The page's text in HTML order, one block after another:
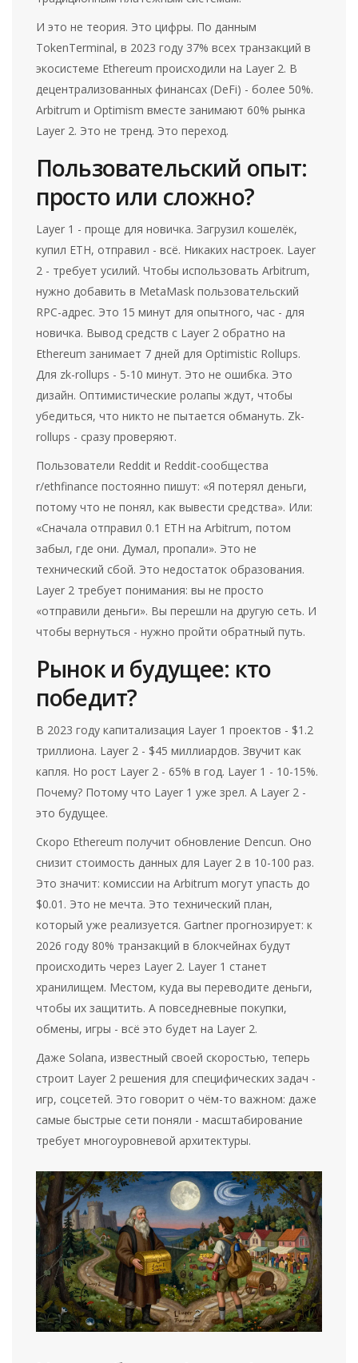
И это не теория. Это цифры. По данным
TokenTerminal, в 2023 году 37% всех транзакций в
экосистеме Ethereum происходили на Layer 2. В
децентрализованных финансах (DeFi) - более 50%.
Arbitrum и Optimism вместе занимают 60% рынка
Layer 2. Это не тренд. Это переход.
Пользовательский опыт:
просто или сложно?
Layer 1 - проще для новичка. Загрузил кошелёк,
купил ETH, отправил - всё. Никаких настроек. Layer
2 - требует усилий. Чтобы использовать Arbitrum,
нужно добавить в MetaMask пользовательский
RPC-адрес. Это 15 минут для опытного, час - для
новичка. Вывод средств с Layer 2 обратно на
Ethereum занимает 7 дней для Optimistic Rollups.
Для zk-rollups - 5-10 минут. Это не ошибка. Это
дизайн. Оптимистические ролапы ждут, чтобы
убедиться, что никто не пытается обмануть. Zk-
rollups - сразу проверяют.
Пользователи Reddit и Reddit-сообщества
r/ethfinance постоянно пишут: «Я потерял деньги,
потому что не понял, как вывести средства». Или:
«Сначала отправил 0.1 ETH на Arbitrum, потом
забыл, где они. Думал, пропали». Это не
технический сбой. Это недостаток образования.
Layer 2 требует понимания: вы не просто
«отправили деньги». Вы перешли на другую сеть. И
чтобы вернуться - нужно пройти обратный путь.
Рынок и будущее: кто
победит?
В 2023 году капитализация Layer 1 проектов - $1.2
триллиона. Layer 2 - $45 миллиардов. Звучит как
капля. Но рост Layer 2 - 65% в год. Layer 1 - 10-15%.
Почему? Потому что Layer 1 уже зрел. А Layer 2 -
это будущее.
Скоро Ethereum получит обновление Dencun. Оно
снизит стоимость данных для Layer 2 в 10-100 раз.
Это значит: комиссии на Arbitrum могут упасть до
$0.01. Это не мечта. Это технический план,
который уже реализуется. Gartner прогнозирует: к
2026 году 80% транзакций в блокчейнах будут
происходить через Layer 2. Layer 1 станет
хранилищем. Местом, куда вы переводите деньги,
чтобы их защитить. А повседневные покупки,
обмены, игры - всё это будет на Layer 2.
Даже Solana, известный своей скоростью, теперь
строит Layer 2 решения для специфических задач -
игр, соцсетей. Это говорит о чём-то важном: даже
самые быстрые сети поняли - масштабирование
требует многоуровневой архитектуры.